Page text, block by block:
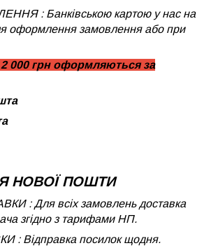
: Банківською картою у нас на
оформлення замовлення або при
000 грн оформляються за
НОВОЇ ПОШТИ
: Для всіх замовлень доставка
згідно з тарифами НП.
: Відправка посилок щодня.